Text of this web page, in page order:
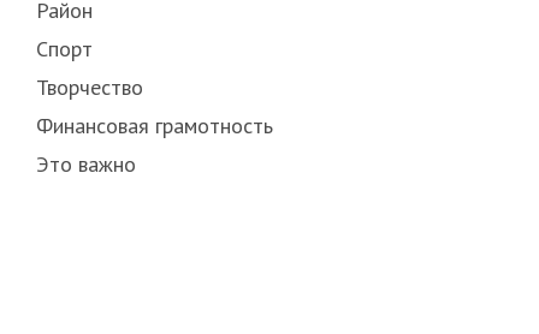
Район
Спорт
Творчество
Финансовая грамотность
Это важно